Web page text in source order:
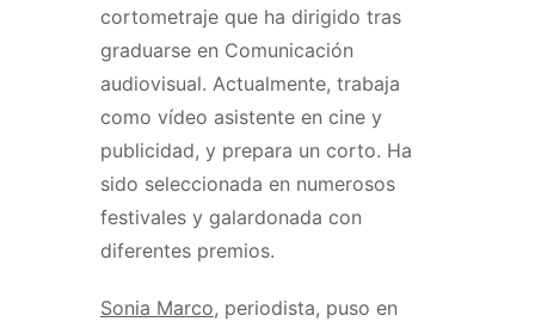
cortometraje que ha dirigido tras
graduarse en Comunicación
audiovisual. Actualmente, trabaja
como vídeo asistente en cine y
publicidad, y prepara un corto. Ha
sido seleccionada en numerosos
festivales y galardonada con
diferentes premios.
Sonia Marco, periodista, puso en